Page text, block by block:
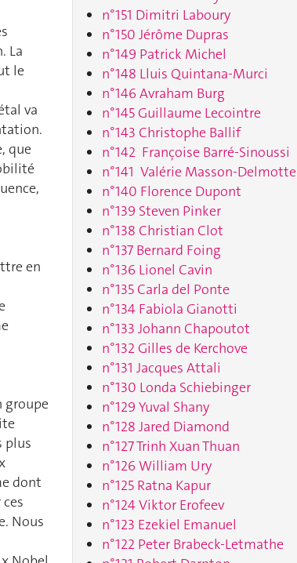
La
le
va
que
en
groupe
plus
dont
Nous
n°151 Dimitri Laboury
n°150 Jérôme Dupras
n°149 Patrick Michel
n°148 Lluis Quintana-Murci
n°146 Avraham Burg
n°145 Guillaume Lecointre
n°143 Christophe Ballif
n°142 Françoise Barré-Sinoussi
n°141 Valérie Masson-Delmotte
n°140 Florence Dupont
n°139 Steven Pinker
n°138 Christian Clot
n°137 Bernard Foing
n°136 Lionel Cavin
n°135 Carla del Ponte
n°134 Fabiola Gianotti
n°133 Johann Chapoutot
n°132 Gilles de Kerchove
n°131 Jacques Attali
n°130 Londa Schiebinger
n°129 Yuval Shany
n°128 Jared Diamond
n°127 Trinh Xuan Thuan
n°126 William Ury
n°125 Ratna Kapur
n°124 Viktor Erofeev
n°123 Ezekiel Emanuel
n°122 Peter Brabeck-Letmathe